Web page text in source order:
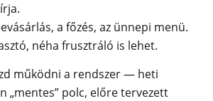
a főzés, az ünnepi menü.
néha frusztráló is lehet.
működni a rendszer — heti
„mentes” polc, előre tervezett